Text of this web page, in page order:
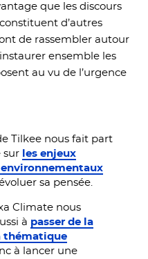
que les discours
d’autres
de rassembler autour
ensemble les
au vu de l’urgence
Tilkee nous fait part
sur les enjeux
sa pensée.
Climate nous
à passer de la
thématique
à lancer une